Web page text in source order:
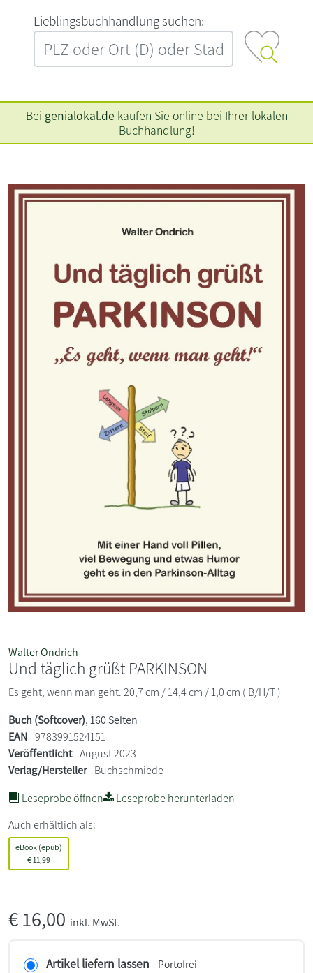
L‍i‍e‍b‍l‍i‍n‍g‍s‍b‍u‍c‍h‍h‍a‍n‍d‍l‍u‍n‍g‍ ‍s‍u‍c‍h‍e‍n‍:‍
Bei genialokal.de kaufen Sie online bei Ihrer lokalen
Buchhandlung!
Walter Ondrich
Und täglich grüßt PARKINSON
Es geht, wenn man geht. 20,7 cm / 14,4 cm / 1,0 cm ( B/H/T )
Buch (Softcover), 160 Seiten
EAN 9783991524151
Veröffentlicht August 2023
Verlag/Hersteller Buchschmiede
Leseprobe öffnen
Leseprobe herunterladen
Auch erhältlich als:
eBook (epub)
€11,99
€16,00 inkl. MwSt.
Artikel liefern lassen - Portofrei